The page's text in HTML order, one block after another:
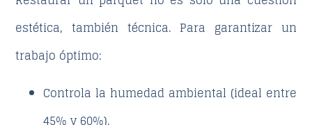
estética, también técnica. Para garantizar un
trabajo óptimo:
Controla la humedad ambiental (ideal entre
45% y 60%).